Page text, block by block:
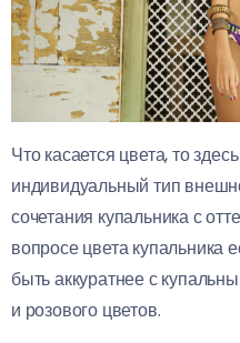
Что касается цвета, то
индивидуальный тип
сочетания купальника с
вопросе цвета купальника
быть аккуратнее с
и розового цветов.